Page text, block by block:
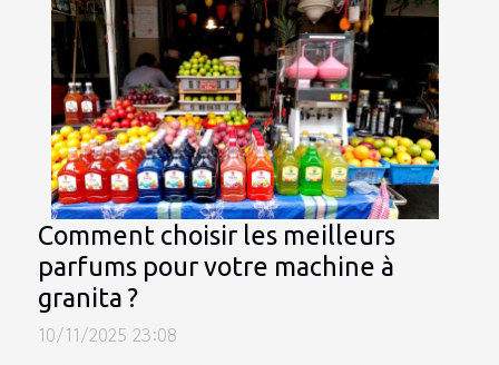
Comment choisir les meilleurs
parfums pour votre machine à
granita ?
10/11/2025 23:08